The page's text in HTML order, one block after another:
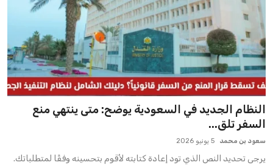
النظام الجديد في السعودية يوضح: متى ينتهي منع
السفر تلق...
سعود بن محمد 5 يونيو 2026
يرجى تحديد النص الذي تود إعادة كتابته لأقوم بتحسينه وفقًا لمتطلباتك.